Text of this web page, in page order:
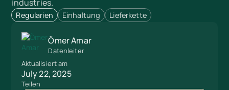
industries.
Regularien Einhaltung Lieferkette
Ömer Amar
Datenleiter
Aktualisiert am
July 22, 2025
Teilen